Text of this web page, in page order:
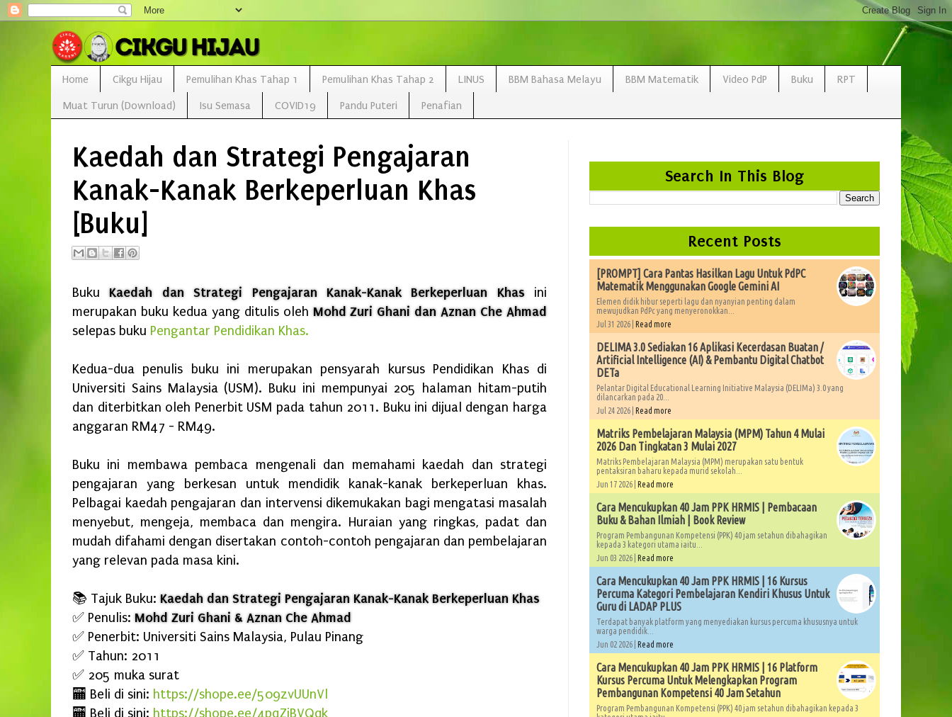
Home Cikgu Hijau Pemulihan Khas Tahap 1 Pemulihan Khas Tahap 2 LINUS BBM Bahasa Melayu BBM Matematik Video PdP Buku RPT
Muat Turun (Download) Isu Semasa COVID19 Pandu Puteri Penafian
Kaedah dan Strategi Pengajaran
Kanak-Kanak Berkeperluan Khas
[Buku]
BukuKaedah dan Strategi Pengajaran Kanak-Kanak Berkeperluan Khasini
merupakan buku kedua yang ditulis oleh Mohd Zuri Ghani dan Aznan Che Ahmad
selepas buku Pengantar Pendidikan Khas.
Kedua-dua penulis buku ini merupakan pensyarah kursus Pendidikan Khas di
Universiti Sains Malaysia (USM). Buku ini mempunyai 205 halaman hitam-putih
dan diterbitkan oleh Penerbit USM pada tahun 2011. Buku ini dijual dengan harga
anggaran RM47 - RM49.
Buku ini membawa pembaca mengenali dan memahami kaedah dan strategi
pengajaran yang berkesan untuk mendidik kanak-kanak berkeperluan khas.
Pelbagai kaedah pengajaran dan intervensi dikemukakan bagi mengatasi masalah
menyebut, mengeja, membaca dan mengira. Huraian yang ringkas, padat dan
mudah difahami dengan disertakan contoh-contoh pengajaran dan pembelajaran
yang relevan pada masa kini.
📚 Tajuk Buku: Kaedah dan Strategi Pengajaran Kanak-Kanak Berkeperluan Khas
✅ Penulis: Mohd Zuri Ghani & Aznan Che Ahmad
✅ Penerbit: Universiti Sains Malaysia, Pulau Pinang
✅ Tahun: 2011
✅ 205 muka surat
🏧 Beli di sini: https://shope.ee/509zvUUnVl
🏧 Beli di sini: https://shope.ee/4pqZjBVQqk
Search In This Blog
Recent Posts
[PROMPT] Cara Pantas Hasilkan Lagu Untuk PdPC
Matematik Menggunakan Google Gemini AI
Elemen didik hibur seperti lagu dan nyanyian penting dalam
mewujudkan PdPc yang menyeronokkan...
Jul 31 2026 | Read more
DELIMA 3.0 Sediakan 16 Aplikasi Kecerdasan Buatan /
Artificial Intelligence (AI) & Pembantu Digital Chatbot
DETa
Pelantar Digital Educational Learning Initiative Malaysia (DELIMa) 3.0 yang
dilancarkan pada 20...
Jul 24 2026 | Read more
Matriks Pembelajaran Malaysia (MPM) Tahun 4 Mulai
2026 Dan Tingkatan 3 Mulai 2027
Matriks Pembelajaran Malaysia (MPM) merupakan satu bentuk
pentaksiran baharu kepada murid sekolah...
Jun 17 2026 | Read more
Cara Mencukupkan 40 Jam PPK HRMIS | Pembacaan
Buku & Bahan Ilmiah | Book Review
Program Pembangunan Kompetensi (PPK) 40 jam setahun dibahagikan
kepada 3 kategori utama iaitu...
Jun 03 2026 | Read more
Cara Mencukupkan 40 Jam PPK HRMIS | 16 Kursus
Percuma Kategori Pembelajaran Kendiri Khusus Untuk
Guru di LADAP PLUS
Terdapat banyak platform yang menyediakan kursus percuma khususnya untuk
warga pendidik...
Jun 02 2026 | Read more
Cara Mencukupkan 40 Jam PPK HRMIS | 16 Platform
Kursus Percuma Untuk Melengkapkan Program
Pembangunan Kompetensi 40 Jam Setahun
Program Pembangunan Kompetensi (PPK) 40 jam setahun dibahagikan kepada 3